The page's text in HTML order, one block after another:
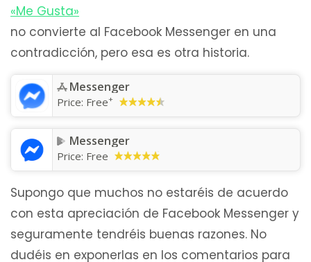
«Me Gusta»
no convierte al Facebook Messenger en una
contradicción, pero esa es otra historia.
Messenger
Price: Free+
Messenger
Price: Free
Supongo que muchos no estaréis de acuerdo
con esta apreciación de Facebook Messenger y
seguramente tendréis buenas razones. No
dudéis en exponerlas en los comentarios para